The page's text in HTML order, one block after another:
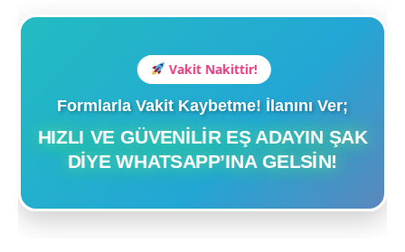
Vakit Nakittir!
Formlarla Vakit Kaybetme! İlanını Ver;
HIZLI VE GÜVENILIR EŞ ADAYIN ŞAK
DIYE WHATSAPP’INA GELSIN!